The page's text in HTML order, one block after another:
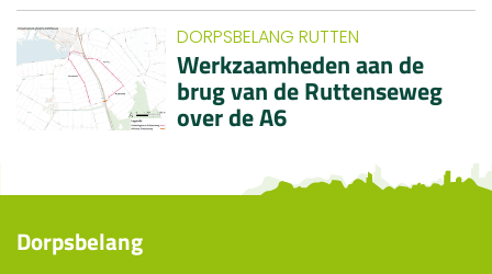
DORPSBELANG RUTTEN
Werkzaamheden aan de
brug van de Ruttenseweg
over de A6
Dorpsbelang